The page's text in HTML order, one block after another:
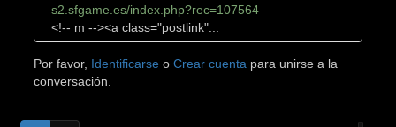
s2.sfgame.es/index.php?rec=107564
<!-- m --><a class="postlink"...
Por favor, Identificarse oCrear cuenta para unirse a la
conversación.